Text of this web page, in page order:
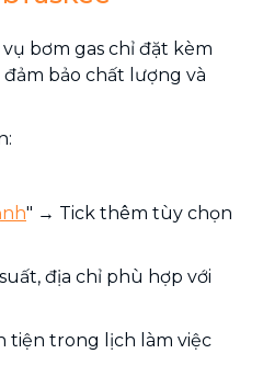
bơm gas chỉ đặt kèm
bảo chất lượng và
" → Tick thêm tùy chọn
địa chỉ phù hợp với
tiện trong lịch làm việc